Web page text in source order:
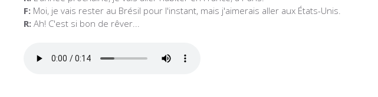
F: Moi, je vais rester au Brésil pour l'instant, mais j'aimerais aller aux États-Unis.
R: Ah! C'est si bon de rêver...